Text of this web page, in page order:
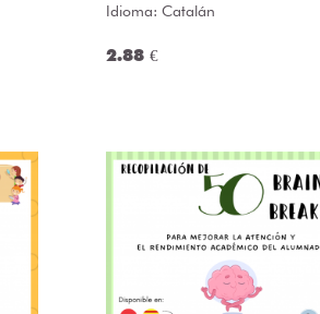
Idioma: Catalán
2.88 €